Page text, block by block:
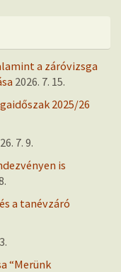
a záróvizsga
2026. 7. 15.
2025/26
7. 9.
is
a tanévzáró
“Merünk